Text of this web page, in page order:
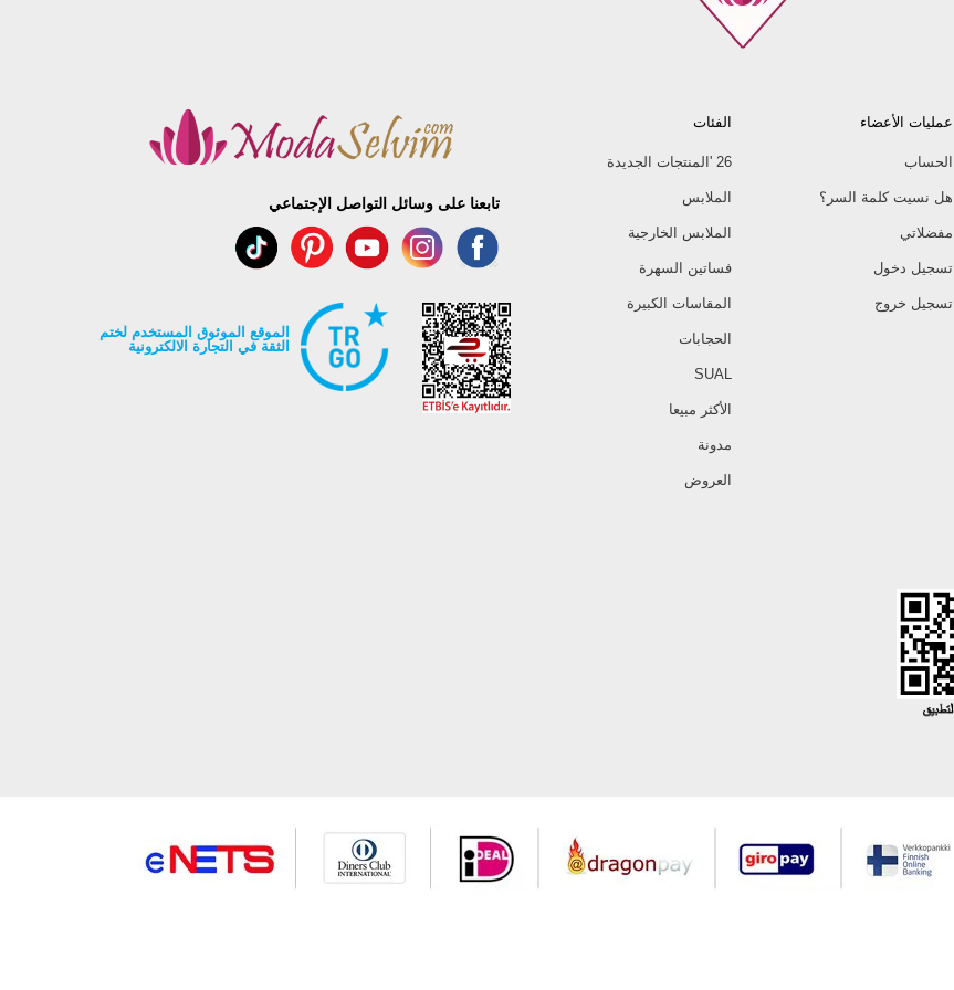
عمليات الأعضاء
الحساب
هل نسيت كلمة السر؟
مفضلاتي
تسجيل دخول
تسجيل خروج
الفئات
26 'المنتجات الجديدة
الملابس
الملابس الخارجية
فساتين السهرة
المقاسات الكبيرة
الحجابات
SUAL
الأكثر مبيعا
مدونة
العروض
تابعنا على وسائل التواصل الإجتماعي
الموقع الموثوق المستخدم لختم
الثقة في التجارة الالكترونية